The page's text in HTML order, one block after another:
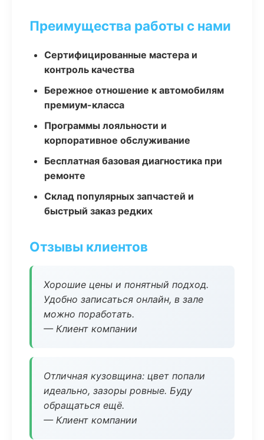
Преимущества работы с нами
Сертифицированные мастера и
контроль качества
Бережное отношение к автомобилям
премиум-класса
Программы лояльности и
корпоративное обслуживание
Бесплатная базовая диагностика при
ремонте
Склад популярных запчастей и
быстрый заказ редких
Отзывы клиентов
Хорошие цены и понятный подход.
Удобно записаться онлайн, в зале
можно поработать.
— Клиент компании
Отличная кузовщина: цвет попали
идеально, зазоры ровные. Буду
обращаться ещё.
— Клиент компании